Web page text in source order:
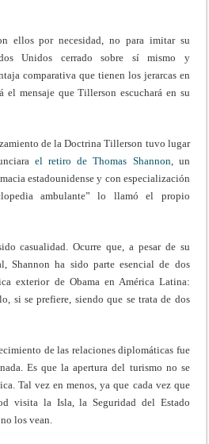
ellos por necesidad, no para imitar su
Unidos cerrado sobre sí mismo y
comparativa que tienen los jerarcas en
el mensaje que Tillerson escuchará en su
de la Doctrina Tillerson tuvo lugar
el retiro de Thomas Shannon, un
estadounidense y con especialización
ambulante” lo llamó el propio
casualidad. Ocurre que, a pesar de su
Shannon ha sido parte esencial de dos
exterior de Obama en América Latina:
si se prefiere, siendo que se trata de dos
de las relaciones diplomáticas fue
Es que la apertura del turismo no se
Tal vez en menos, ya que cada vez que
visita la Isla, la Seguridad del Estado
los vean.